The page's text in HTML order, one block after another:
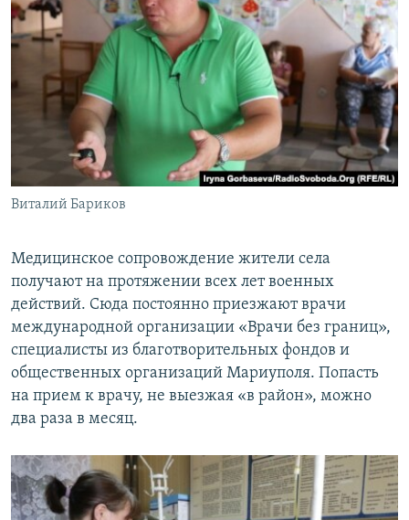
Виталий Бариков
Медицинское сопровождение жители села
получают на протяжении всех лет военных
действий. Сюда постоянно приезжают врачи
международной организации «Врачи без границ»,
специалисты из благотворительных фондов и
общественных организаций Мариуполя. Попасть
на прием к врачу, не выезжая «в район», можно
два раза в месяц.